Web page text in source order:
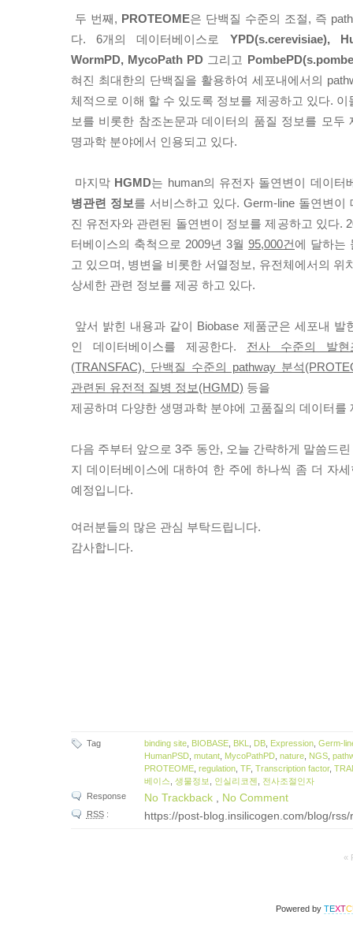
두 번째, PROTEOME은 단백질 수준의 조절, 즉
다. 6개의 데이터베이스로
YPD(s.cerevisiae),
WormPD, MycoPath PD 그리고
혀진 최대한의 단백질을 활용하여 세포내에서의
체적으로 이해 할 수 있도록 정보를 제공하고 있다.
보를 비롯한 참조논문과 데이터의 품질 정보를 모두
명과학 분야에서 인용되고 있다.
마지막HGMD는 human의 유전자 돌연변이 데이터
병관련 정보를 서비스하고 있다. Germ-line 돌연변이
진 유전자와 관련된 돌연변이 정보를 제공하고 있다.
터베이스의 축척으로 2009년 3월 95,000건에 달하는
고 있으며, 병변을 비롯한 서열정보, 유전체에서의 위
상세한 관련 정보를 제공 하고 있다.
앞서 밝힌 내용과 같이 Biobase 제품군은 세포내 발
인 데이터베이스를 제공한다. 전사 수준의 발현
(TRANSFAC), 단백질 수준의 pathway 분석
관련된 유전적 질병 정보(HGMD) 등을
제공하며 다양한 생명과학 분야에 고품질의 데이터를
다음 주부터 앞으로 3주 동안, 오늘 간략하게 말씀드
지 데이터베이스에 대하여 한 주에 하나씩 좀 더 자
예정입니다.
여러분들의 많은 관심 부탁드립니다.
감사합니다.
Tag binding site BIOBASE BKL DB Expression ,Germ-
HumanPSD ,mutant MycoPathPD ,nature NGS ,
PROTEOME ,regulation ,TF,Transcription factor,
베이스 ,생물정보 인실리코젠
전사조절인자
Response
No Trackback No Comment
RSS: https://post-blog.insilicogen.com/blog/
«
Powered by TEXTC